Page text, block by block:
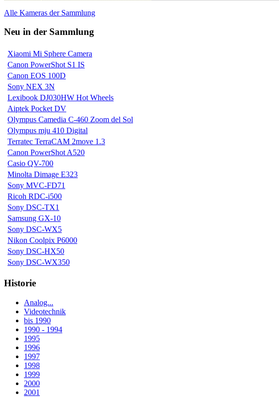
Alle Kameras der Sammlung
Neu in der Sammlung
Xiaomi Mi Sphere Camera
Canon PowerShot S1 IS
Canon EOS 100D
Sony NEX 3N
Lexibook DJ030HW Hot Wheels
Aiptek Pocket DV
Olympus Camedia C-460 Zoom del Sol
Olympus mju 410 Digital
Terratec TerraCAM 2move 1.3
Canon PowerShot A520
Casio QV-700
Minolta Dimage E323
Sony MVC-FD71
Ricoh RDC-i500
Sony DSC-TX1
Samsung GX-10
Sony DSC-WX5
Nikon Coolpix P6000
Sony DSC-HX50
Sony DSC-WX350
Historie
Analog...
Videotechnik
bis 1990
1990 - 1994
1995
1996
1997
1998
1999
2000
2001